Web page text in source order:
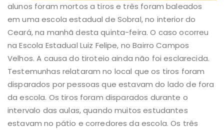
alunos foram mortos a tiros e três foram baleados
em uma escola estadual de Sobral, no interior do
Ceará, na manhã desta quinta-feira. O caso ocorreu
na Escola Estadual Luiz Felipe, no Bairro Campos
Velhos. A causa do tiroteio ainda não foi esclarecida.
Testemunhas relataram no local que os tiros foram
disparados por pessoas que estavam do lado de fora
da escola. Os tiros foram disparados durante o
intervalo das aulas, quando muitos estudantes
estavam no pátio e corredores da escola. Os três